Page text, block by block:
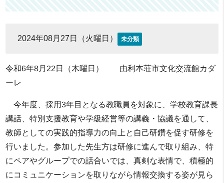
2024年08月27日（火曜日） 未分類
令和6年8月22日（木曜日） 由利本荘市文化交流館カダ
ーレ
今年度、採用3年目となる教職員を対象に、学校教育課長
講話、特別支援教育や学級経営等の講義・協議を通して、
教師としての実践的指導力の向上と自己研鑽を促す研修を
行いました。参加した先生方は研修に進んで取り組み、特
にペアやグループでの話合いでは、真剣な表情で、積極的
にコミュニケーションを取りながら情報交換する姿が見ら